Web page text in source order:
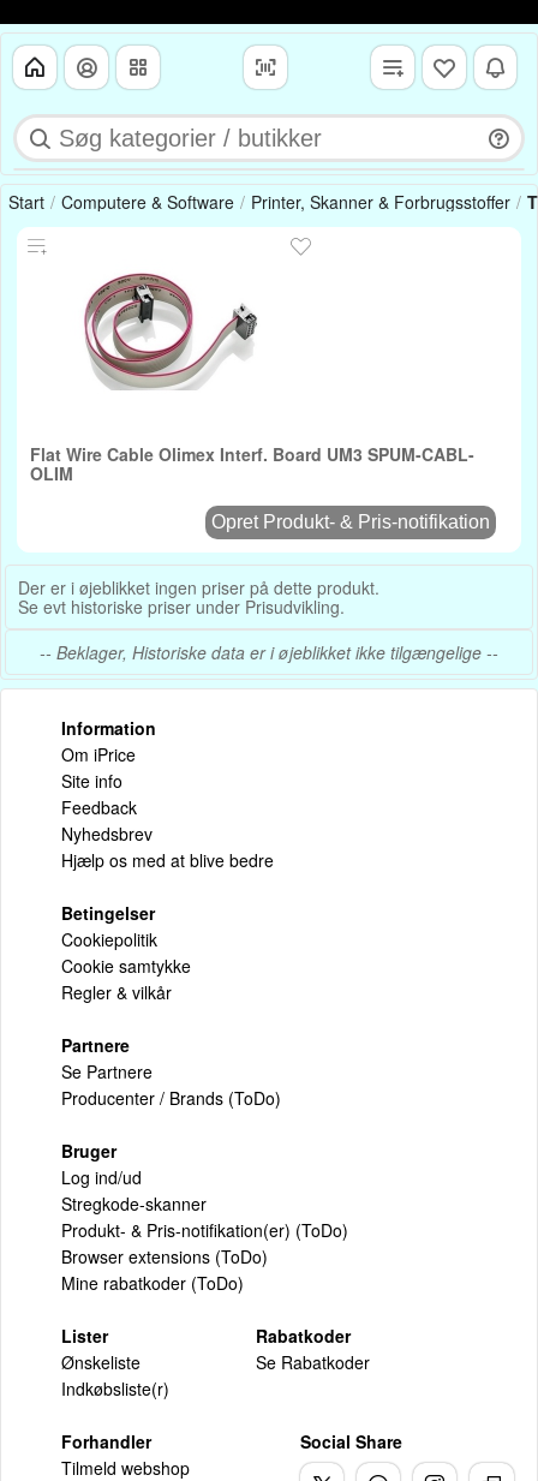
Start Computere & Software Printer, Skanner & Forbrugsstoffer
Flat Wire Cable Olimex Interf. Board UM3 SPUM-CABL-
OLIM
Opret Produkt- & Pris-notifikation
Der er i øjeblikket ingen priser på dette produkt.
Se evt historiske priser under Prisudvikling.
-- Beklager, Historiske data er i øjeblikket ikke tilgængelige --
Information
Om iPrice
Site info
Feedback
Nyhedsbrev
Hjælp os med at blive bedre
Betingelser
Cookiepolitik
Cookie samtykke
Regler & vilkår
Partnere
Se Partnere
Producenter / Brands (ToDo)
Bruger
Log ind/ud
Stregkode-skanner
Produkt- & Pris-notifikation(er) (ToDo)
Browser extensions (ToDo)
Mine rabatkoder (ToDo)
Lister
Ønskeliste
Indkøbsliste(r)
Rabatkoder
Se Rabatkoder
Forhandler
Tilmeld webshop
Social Share